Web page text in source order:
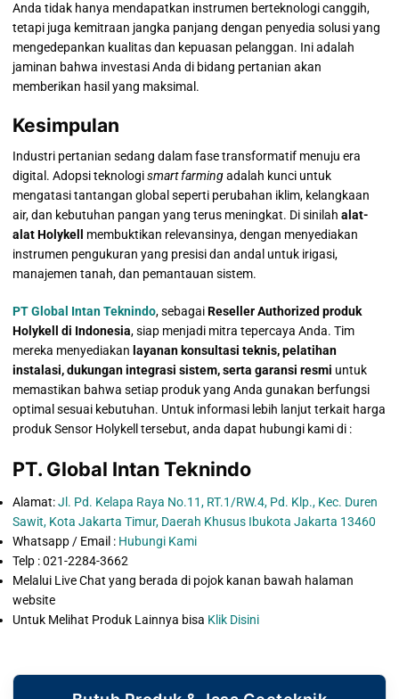
Anda tidak hanya mendapatkan instrumen berteknologi canggih,
tetapi juga kemitraan jangka panjang dengan penyedia solusi yang
mengedepankan kualitas dan kepuasan pelanggan. Ini adalah
jaminan bahwa investasi Anda di bidang pertanian akan
memberikan hasil yang maksimal.
Kesimpulan
Industri pertanian sedang dalam fase transformatif menuju era
digital. Adopsi teknologismart farmingadalah kunci untuk
mengatasi tantangan global seperti perubahan iklim, kelangkaan
air, dan kebutuhan pangan yang terus meningkat. Di sinilah alat-
alat Holykell
membuktikan relevansinya, dengan menyediakan
instrumen pengukuran yang presisi dan andal untuk irigasi,
manajemen tanah, dan pemantauan sistem.
PT Global Intan Teknindo, sebagaiReseller Authorized produk
Holykell di Indonesia, siap menjadi mitra tepercaya Anda. Tim
mereka menyediakan layanan konsultasi teknis, pelatihan
instalasi, dukungan integrasi sistem, serta garansi resmi untuk
memastikan bahwa setiap produk yang Anda gunakan berfungsi
optimal sesuai kebutuhan. Untuk informasi lebih lanjut terkait harga
produk Sensor Holykell tersebut, anda dapat hubungi kami di :
PT. Global Intan Teknindo
Alamat:Jl. Pd. Kelapa Raya No.11, RT.1/RW.4, Pd. Klp., Kec. Duren
Sawit, Kota Jakarta Timur, Daerah Khusus Ibukota Jakarta 13460
Whatsapp / Email : Hubungi Kami
Telp : 021-2284-3662
Melalui Live Chat yang berada di pojok kanan bawah halaman
website
Untuk Melihat Produk Lainnya bisa Klik Disini